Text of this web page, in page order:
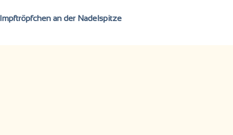
Impftröpfchen an der Nadelspitze